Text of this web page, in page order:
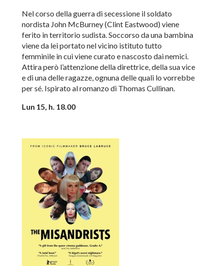
Nel corso della guerra di secessione il soldato
nordista John McBurney (Clint Eastwood) viene
ferito in territorio sudista. Soccorso da una bambina
viene da lei portato nel vicino istituto tutto
femminile in cui viene curato e nascosto dai nemici.
Attira però l’attenzione della direttrice, della sua vice
e di una delle ragazze, ognuna delle quali lo vorrebbe
per sé. Ispirato al romanzo di Thomas Cullinan.
Lun 15, h. 18.00